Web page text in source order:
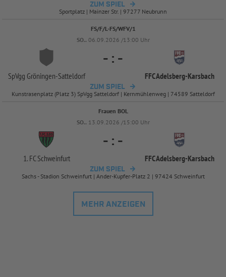
ZUM SPIEL
Sportplatz | Mainzer Str. | 97277 Neubrunn
FS/F/L-FS/WFV/1
SO.. 06.09.2026 /13:00 Uhr
SpVgg Gröningen-Satteldorf
- : -
FFC Adelsberg-Karsbach
ZUM SPIEL
Kunstrasenplatz (Platz 3) SpVgg Satteldorf | Kernmühlenweg | 74589 Satteldorf
Frauen BOL
SO.. 13.09.2026 /15:00 Uhr
1. FC Schweinfurt
- : -
FFC Adelsberg-Karsbach
ZUM SPIEL
Sachs - Stadion Schweinfurt | Ander-Kupfer-Platz 2 | 97424 Schweinfurt
MEHR ANZEIGEN